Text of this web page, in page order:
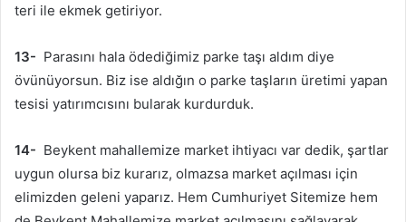
teri ile ekmek getiriyor.
13- Parasını hala ödediğimiz parke taşı aldım diye
övünüyorsun. Biz ise aldığın o parke taşların üretimi yapan
tesisi yatırımcısını bularak kurdurduk.
14- Beykent mahallemize market ihtiyacı var dedik, şartlar
uygun olursa biz kurarız, olmazsa market açılması için
elimizden geleni yaparız. Hem Cumhuriyet Sitemize hem